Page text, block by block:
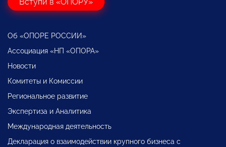
Об «ОПОРЕ РОССИИ»
Ассоциация «НП «ОПОРА»
Новости
Комитеты и Комиссии
Региональное развитие
Экспертиза и Аналитика
Международная деятельность
Декларация о взаимодействии крупного бизнеса с